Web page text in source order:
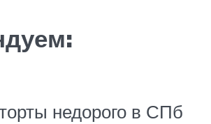
недорого в СПб